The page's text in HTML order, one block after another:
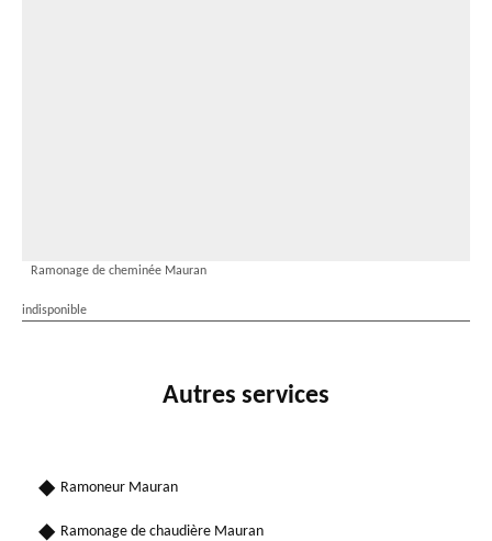
Ramonage de cheminée Mauran
indisponible
Autres services
Ramoneur Mauran
Ramonage de chaudière Mauran